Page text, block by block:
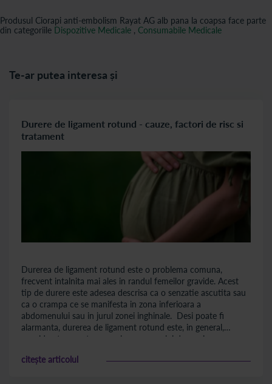
Produsul Ciorapi anti-embolism Rayat AG alb pana la coapsa face parte
din categoriile Dispozitive Medicale , Consumabile Medicale
Te-ar putea interesa și
Durere de ligament rotund - cauze, factori de risc si
tratament
Durerea de ligament rotund este o problema comuna,
frecvent intalnita mai ales in randul femeilor gravide. Acest
tip de durere este adesea descrisa ca o senzatie ascutita sau
ca o crampa ce se manifesta in zona inferioara a
abdomenului sau in jurul zonei inghinale. Desi poate fi
alarmanta, durerea de ligament rotund este, in general,
considerata o parte normala a procesului de sarcina.
o examinare atenta a cauzelor, a factorilor de risc, a
citește articolul